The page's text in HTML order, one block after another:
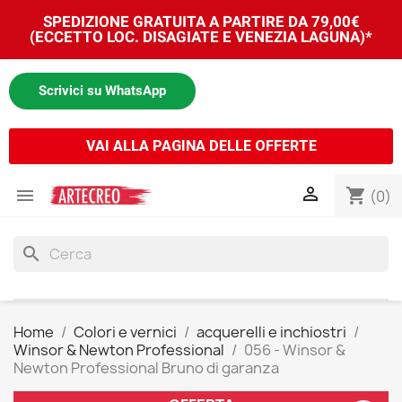
SPEDIZIONE GRATUITA A PARTIRE DA 79,00€
(ECCETTO LOC. DISAGIATE E VENEZIA LAGUNA)*
Scrivici su WhatsApp
VAI ALLA PAGINA DELLE OFFERTE
 shopping_cart (0)

search
Home Colori e vernici
acquerelli e inchiostri
Winsor & Newton Professional
056 - Winsor &
Newton Professional Bruno di garanza